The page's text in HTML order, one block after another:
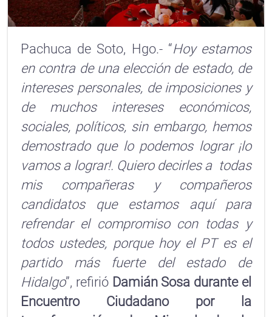
Pachuca de Soto, Hgo.- “Hoy estamos
en contra de una elección de estado, de
intereses personales, de imposiciones y
de muchos intereses económicos,
sociales, políticos, sin embargo, hemos
demostrado que lo podemos lograr ¡lo
vamos a lograr!. Quiero decirles a todas
mis compañeras y compañeros
candidatos que estamos aquí para
refrendar el compromiso con todas y
todos ustedes, porque hoy el PT es el
partido más fuerte del estado de
Hidalgo”, refirió Damián Sosa durante el
Encuentro Ciudadano por la